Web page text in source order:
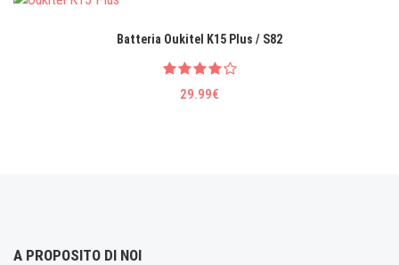
Batteria Oukitel K15 Plus / S82
29.99€
A PROPOSITO DI NOI